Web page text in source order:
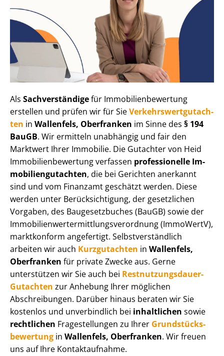
Als Sachverständigefür Im­mo­bi­li­en­be­wer­tung
erstellen und prüfen wir für SieVer­kehrs­wert­gut­ach­
ten in Wallenfels, Oberfranken im Sinne des § 194
BauGB. Wir ermitteln unabhängig und fair den
Marktwert Ihrer Immobilie. Die Gutachter von Heid
Im­mo­bi­li­en­be­wer­tung verfassen professionelle Im­
mo­bi­li­en­gut­ach­ten, die bei Gerichten anerkannt
sind und vom Finanzamt geschätzt werden. Diese
werden unter Be­rück­sich­ti­gung, der gesetzlichen
Vorgaben, des Baugesetzbuches (BauGB) sowie der
Im­mo­bi­li­en­wert­ermitt­lungs­ver­ord­nung (ImmoWertV),
marktkonform angefertigt. Selbst­ver­ständ­lich
arbeiten wir auch Kurzgutachten in Wallenfels,
Oberfranken für private Zwecke aus. Gerne
unterstützen wir Sie auch bei Rest­nut­zungs­dau­er-
Gutachten zur Anhebung Ihrer möglichen
Abschreibungen. Darüber hinaus beraten wir Sie
kostenlos und unverbindlich bei inhaltlichen sowie
rechtlichen Fragestellungen zu Ihrer Grund­stücks­
be­wer­tung in Wallenfels, Oberfranken. Wir freuen
uns auf Ihre Kontaktaufnahme.